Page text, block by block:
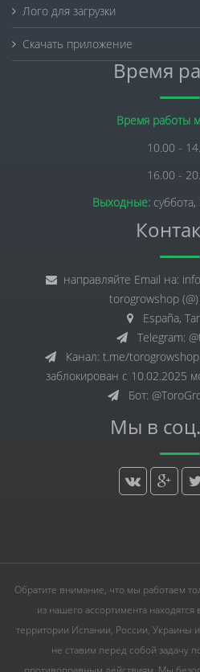
Лого для загрузки
Скачать приложение
Время
Время работы
10.00 -
16.00 -
Выходные:
направляйте Email на:
torogrowshop
España,
Telegram:
Канал: t.me/torogrowshop
заблокирован с 10.02.2025
Бот:
Мы в
Обратите внимание, что мы работаем
из нашего ассортимента
территории Испании, России, Украины
не ставим перед собой задачу